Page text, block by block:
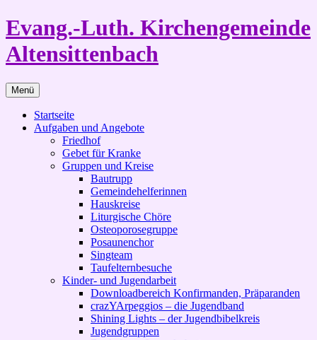
Zum
Inhalt
springen
Evang.-Luth. Kirchengemeinde
Altensittenbach
Menü
Startseite
Aufgaben und Angebote
Friedhof
Gebet für Kranke
Gruppen und Kreise
Bautrupp
Gemeindehelferinnen
Hauskreise
Liturgische Chöre
Osteoporosegruppe
Posaunenchor
Singteam
Taufelternbesuche
Kinder- und Jugendarbeit
Downloadbereich Konfirmanden, Präparanden
crazYArpeggios – die Jugendband
Shining Lights – der Jugendbibelkreis
Jugendgruppen